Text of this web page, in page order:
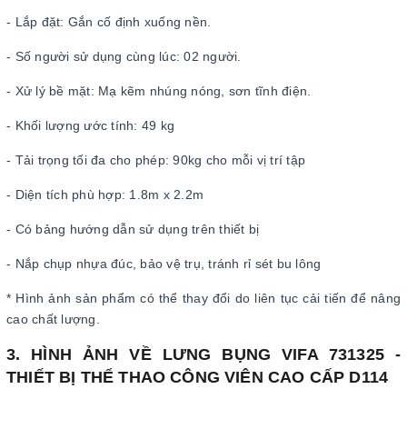
- Lắp đặt: Gắn cố định xuống nền.
- Số người sử dụng cùng lúc: 02 người.
- Xử lý bề mặt: Mạ kẽm nhúng nóng, sơn tĩnh điện.
- Khối lượng ước tính: 49 kg
- Tải trọng tối đa cho phép: 90kg cho mỗi vị trí tập
- Diện tích phù hợp: 1.8m x 2.2m
- Có bảng hướng dẫn sử dụng trên thiết bị
- Nắp chụp nhựa đúc, bảo vệ trụ, tránh rỉ sét bu lông
* Hình ảnh sản phẩm có thể thay đổi do liên tục cải tiến để nâng
cao chất lượng.
3. HÌNH ẢNH VỀ LƯNG BỤNG VIFA 731325 -
THIẾT BỊ THỂ THAO CÔNG VIÊN CAO CẤP D114